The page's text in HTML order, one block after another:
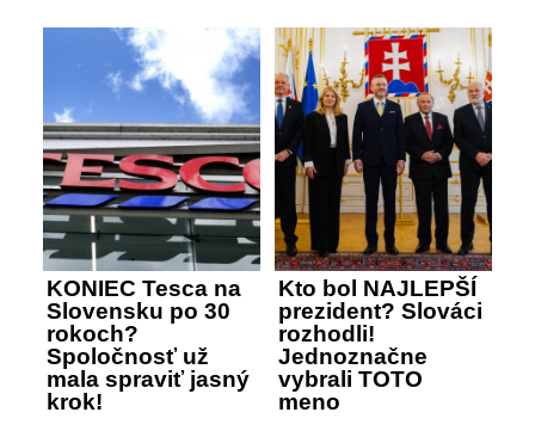
KONIEC Tesca na
Slovensku po 30
rokoch?
Spoločnosť už
mala spraviť jasný
krok!
Kto bol NAJLEPŠÍ
prezident? Slováci
rozhodli!
Jednoznačne
vybrali TOTO
meno